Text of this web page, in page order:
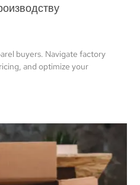
buyers. Navigate factory
,and optimize your